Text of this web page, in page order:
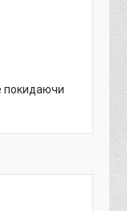
покидаючи